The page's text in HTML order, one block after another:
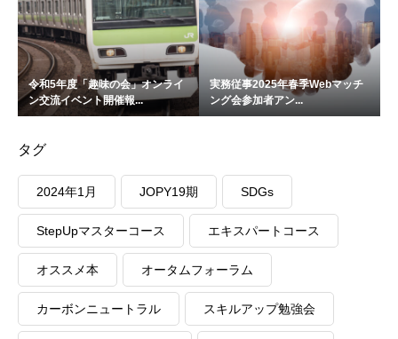
令和5年度「趣味の会」オンライ
ン交流イベント開催報...
実務従事2025年春季Webマッチ
ング会参加者アン...
タグ
2024年1月 JOPY19期 SDGs
StepUpマスターコース エキスパートコース
オススメ本 オータムフォーラム
カーボンニュートラル スキルアップ勉強会